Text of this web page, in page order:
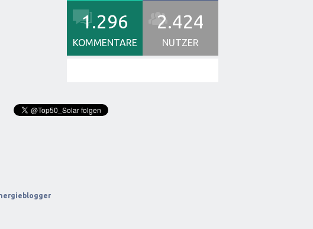
1.296
KOMMENTARE
2.424
NUTZER